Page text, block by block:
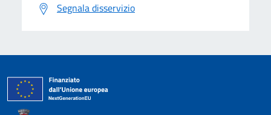
Segnala disservizio